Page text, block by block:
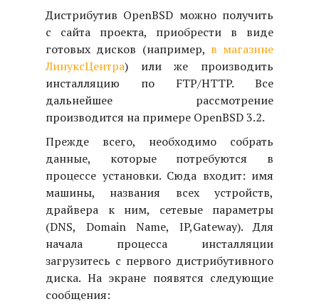
Дистрибутив OpenBSD можно получить
с сайта проекта, приобрести в виде
готовых дисков (например, в магазине
ЛинуксЦентра) или же производить
инсталляцию по FTP/HTTP. Все
дальнейшее рассмотрение
производится на примере OpenBSD 3.2.
Прежде всего, необходимо собрать
данные, которые потребуются в
процессе установки. Сюда входит: имя
машины, названия всех устройств,
драйвера к ним, сетевые параметры
(DNS, Domain Name, IP,Gateway). Для
начала процесса инсталляции
загрузитесь с первого дистрибутивного
диска. На экране появятся следующие
сообщения: